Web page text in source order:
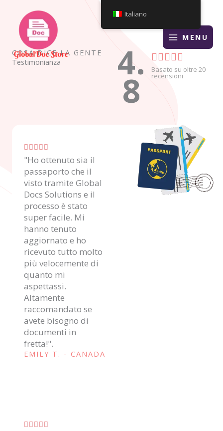
contenuto
MENU
COSA DICE LA GENTE
Testimonianza
4.
8
    
a
t
a
z
i
Basato su oltre 20
recensioni
    
a
l
u
a
z
i
o
n
5
s
u
5
"Ho ottenuto sia il
passaporto che il
visto tramite Global
Docs Solutions e il
processo è stato
super facile. Mi
hanno tenuto
aggiornato e ho
ricevuto tutto molto
più velocemente di
quanto mi
aspettassi.
Altamente
raccomandato se
avete bisogno di
documenti in
fretta!".
EMILY T. - CANADA
    
Italiano